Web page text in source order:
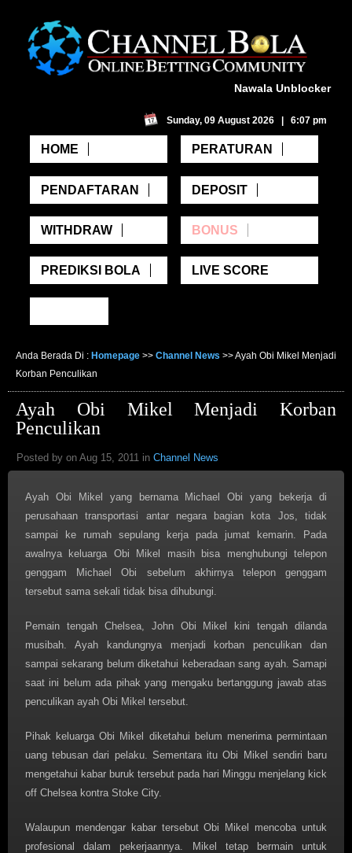
Nawala Unblocker
Sunday, 09 August 2026 | 6:07 pm
HOME PERATURAN
PENDAFTARAN DEPOSIT
WITHDRAW BONUS
PREDIKSI BOLA LIVE SCORE
Anda Berada Di : Homepage >> Channel News >>Ayah Obi Mikel Menjadi
Korban Penculikan
Ayah Obi Mikel Menjadi Korban
Penculikan
Posted by on Aug 15, 2011 in Channel News
Ayah Obi Mikel yang bernama Michael Obi yang bekerja di
perusahaan transportasi antar negara bagian kota Jos, tidak
sampai ke rumah sepulang kerja pada jumat kemarin. Pada
awalnya keluarga Obi Mikel masih bisa menghubungi telepon
genggam Michael Obi sebelum akhirnya telepon genggam
tersebut sama sekali tidak bisa dihubungi.
Pemain tengah Chelsea, John Obi Mikel kini tengah dilanda
musibah. Ayah kandungnya menjadi korban penculikan dan
sampai sekarang belum diketahui keberadaan sang ayah. Samapi
saat ini belum ada pihak yang mengaku bertanggung jawab atas
penculikan ayah Obi Mikel tersebut.
Pihak keluarga Obi Mikel diketahui belum menerima permintaan
uang tebusan dari pelaku. Sementara itu Obi Mikel sendiri baru
mengetahui kabar buruk tersebut pada hari Minggu menjelang kick
off Chelsea kontra Stoke City.
Walaupun mendengar kabar tersebut Obi Mikel mencoba untuk
profesional dalam pekerjaannya. Mikel tetap bermain untuk